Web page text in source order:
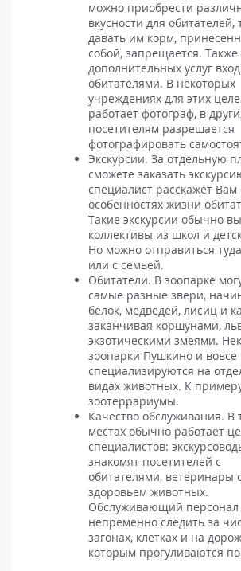
можно приобрести
вкусности для обитателей,
давать им корм,
собой, запрещается. Также
дополнительных услуг
обитателями. В некоторых
учреждениях для этих
работает фотограф, в
посетителям разрешается
фотографировать
Экскурсии. За отдельную
сможете заказать
специалист расскажет Вам
особенностях жизни
Такие экскурсии обычно
коллективы из школ и
Но можно отправиться
или с семьей.
Обитатели. В зоопарке
самые разные звери,
белок, медведей, лисиц и
заканчивая коршунами,
экзотическими змеями.
зоопарки Пушкино и вовсе
специализируются на
видах животных. К
зоотеррариумы.
Качество обслуживания. В
местах обычно работает
специалистов:
знакомят посетителей с
обитателями, ветеринары
здоровьем животных.
Обслуживающий персонал
непременно следить за
загонах, клетках и на
которым прогуливаются